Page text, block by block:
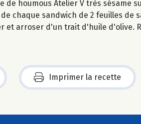
de houmous Atelier V très
chaque sandwich de 2 feuilles
et arroser d'un trait d'huile d'olive.
Imprimer la recette